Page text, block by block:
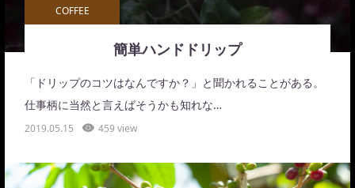
COFFEE
簡単ハンドドリップ
「ドリップのコツはなんですか？」と聞かれることがある。
仕事柄に当然と言えばそうかも知れな…
2019.05.15 459 view